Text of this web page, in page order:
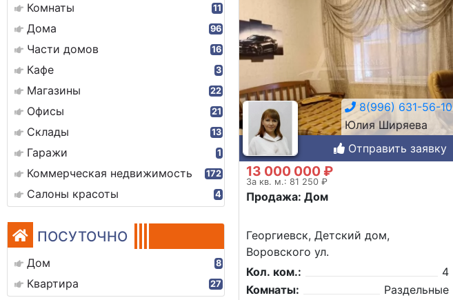
Комнаты 11
Дома 96
Части домов 16
Кафе 3
Магазины 22
Офисы 21
Склады 13
Гаражи 1
Коммерческая недвижимость 172
Салоны красоты 4
ПОСУТОЧНО
Дом 8
Квартира 27
8(996) 631-56-10
Юлия Ширяева
Отправить заявку
13 000 000 ₽
За кв. м.: 81 250 ₽
Продажа: Дом
Георгиевск, Детский дом,
Воровского ул.
Кол. ком.:
4
Комнаты:
Раздельные